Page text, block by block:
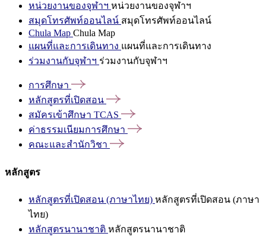
หน่วยงานของจุฬาฯ หน่วยงานของจุฬาฯ
สมุดโทรศัพท์ออนไลน์ สมุดโทรศัพท์ออนไลน์
Chula Map Chula Map
แผนที่และการเดินทาง แผนที่และการเดินทาง
ร่วมงานกับจุฬาฯ ร่วมงานกับจุฬาฯ
การศึกษา
หลักสูตรที่เปิดสอน
สมัครเข้าศึกษา TCAS
ค่าธรรมเนียมการศึกษา
คณะและสำนักวิชา
หลักสูตร
หลักสูตรที่เปิดสอน (ภาษาไทย) หลักสูตรที่เปิดสอน (ภาษา
ไทย)
หลักสูตรนานาชาติ หลักสูตรนานาชาติ